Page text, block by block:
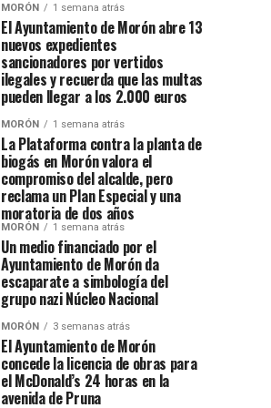
MORÓN 1 semana atrás
El Ayuntamiento de Morón abre 13
nuevos expedientes
sancionadores por vertidos
ilegales y recuerda que las multas
pueden llegar a los 2.000 euros
MORÓN 1 semana atrás
La Plataforma contra la planta de
biogás en Morón valora el
compromiso del alcalde, pero
reclama un Plan Especial y una
moratoria de dos años
MORÓN 1 semana atrás
Un medio financiado por el
Ayuntamiento de Morón da
escaparate a simbología del
grupo nazi Núcleo Nacional
MORÓN 3 semanas atrás
El Ayuntamiento de Morón
concede la licencia de obras para
el McDonald’s 24 horas en la
avenida de Pruna